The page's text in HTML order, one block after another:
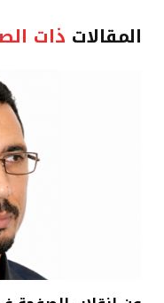
المقالات ذات